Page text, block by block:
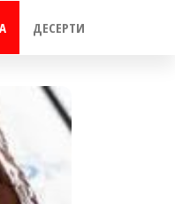
ДЕСЕРТИ